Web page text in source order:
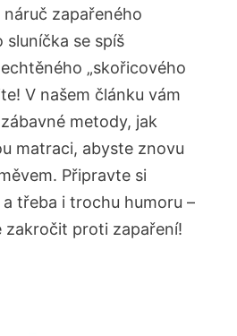
zapařeného
sluníčka se spíš
„skořicového
V našem článku vám
metody, jak
matraci, abyste znovu
Připravte si
třeba i trochu humoru –
zakročit proti zapaření!